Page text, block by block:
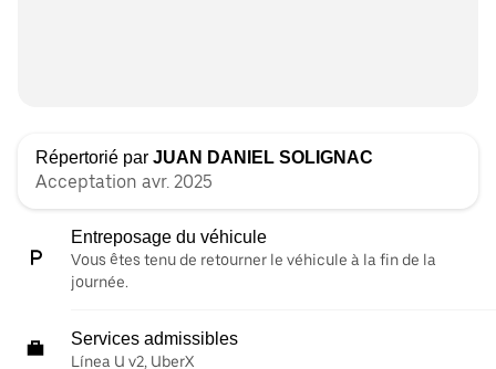
Répertorié par JUAN DANIEL SOLIGNAC
Acceptation avr. 2025
Entreposage du véhicule
Vous êtes tenu de retourner le véhicule à la fin de la
journée.
Services admissibles
Línea U v2, UberX